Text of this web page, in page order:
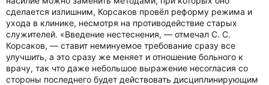
сделается излишним, Корсаков провёл реформу режима и
ухода в клинике, несмотря на противодействие старых
служителей. «Введение нестеснения, — отмечал С. С.
Корсаков, — ставит неминуемое требование сразу все
улучшить, а это сразу же меняет и отношение больного к
врачу, так что даже небольшое выражение несогласия со
стороны последнего будет действовать дисциплинирующим